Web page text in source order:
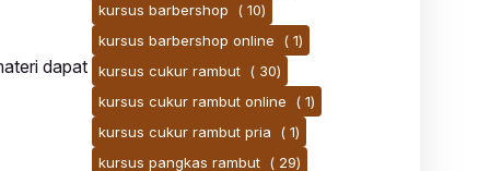
dapat
kursus barbershop
( 10)
kursus barbershop online
( 1)
kursus cukur rambut ( 30)
kursus cukur rambut online
( 1)
kursus cukur rambut pria
( 1)
kursus pangkas rambut ( 29)